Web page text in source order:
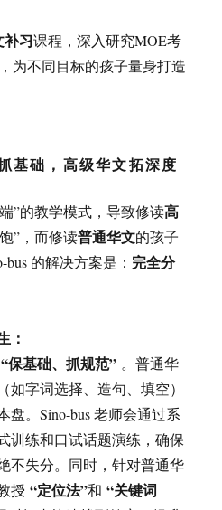
补习课程，深入研究MOE考
为不同目标的孩子量身打造
基础，高级华文拓深度
”的教学模式，导致修读高
”，而修读普通华文的孩子
的解决方案是： 完全分
：
“保基础、抓规范” 。普通华
如字词选择、造句、填空）
盘。Sino-bus 老师会通过系
训练和口试话题演练，确保
不失分。同时，针对普通华
授“定位法”和“关键词